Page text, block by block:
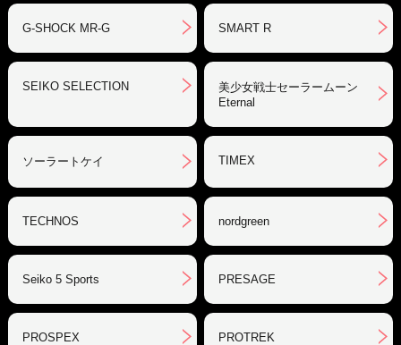
G-SHOCK MR-G SMART R
SEIKO SELECTION
美少女戦士セーラームーン
Eternal
ソーラートケイ TIMEX
TECHNOS nordgreen
Seiko 5 Sports PRESAGE
PROSPEX PROTREK